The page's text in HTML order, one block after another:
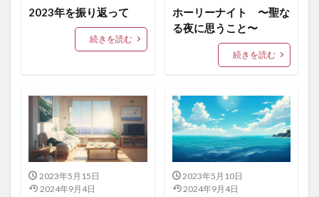
2023年を振り返って
続きを読む
ホーリーナイト 〜聖な
る夜に思うこと〜
続きを読む
2023年5月15日
2024年9月4日
2023年5月10日
2024年9月4日